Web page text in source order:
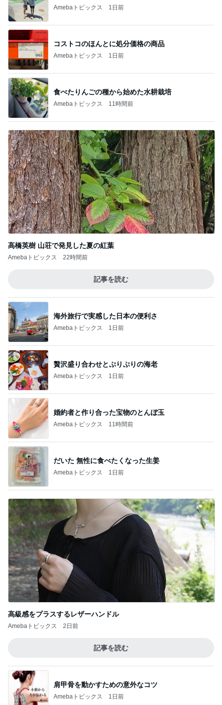
Amebaトピックス 1日前
コストコのほんとに処分価格の商品
Amebaトピックス 1日前
食べたりんごの種から始めた水耕栽培
Amebaトピックス 11時間前
高橋英樹 山荘で発見した夏の紅葉
Amebaトピックス 22時間前
記事を読む
海外旅行で実感した日本の便利さ
Amebaトピックス 1日前
贅沢盛り合わせとぷりぷりの海老
Amebaトピックス 1日前
婚約者と作り合った宝物のとんぼ玉
Amebaトピックス 11時間前
だいた 無性に食べたくなった生姜
Amebaトピックス 1日前
高級感をプラスするレザーハンドル
Amebaトピックス 2日前
記事を読む
肩甲骨を動かすための意外なコツ
Amebaトピックス 1日前